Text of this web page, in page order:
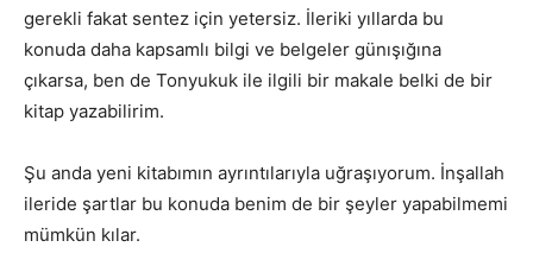
gerekli fakat sentez için yetersiz. İleriki yıllarda bu
konuda daha kapsamlı bilgi ve belgeler günışığına
çıkarsa, ben de Tonyukuk ile ilgili bir makale belki de bir
kitap yazabilirim.
Şu anda yeni kitabımın ayrıntılarıyla uğraşıyorum. İnşallah
ileride şartlar bu konuda benim de bir şeyler yapabilmemi
mümkün kılar.